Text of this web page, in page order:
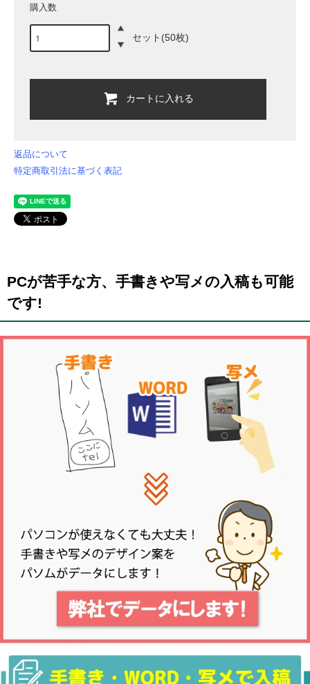
購入数
セット(50枚)
カートに入れる
返品について
特定商取引法に基づく表記
PCが苦手な方、手書きや写メの入稿も可能
です!